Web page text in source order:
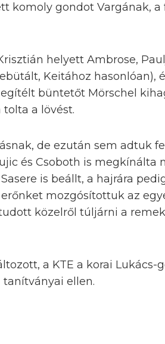
komoly gondot Vargának, a
helyett Ambrose,
Keitához hasonlóan),
büntetőt Mörschel
a lövést.
de ezután sem adtuk
és Csoboth is megkínálta
is beállt, a hajrára
mozgósítottuk az
közelről túljárni a
a KTE a korai Lukács-
tanítványai ellen.